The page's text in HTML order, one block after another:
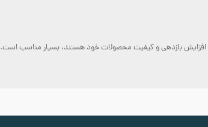
افزایش بازدهی و کیفیت محصولات خود هستند، بسیار مناسب است.